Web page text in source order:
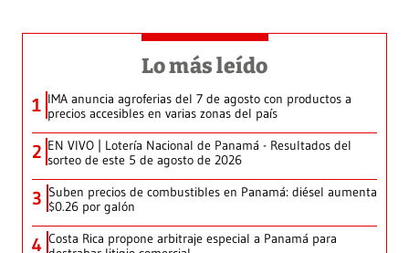
Lo más leído
1 IMA anuncia agroferias del 7 de agosto con productos a
precios accesibles en varias zonas del país
2 EN VIVO | Lotería Nacional de Panamá - Resultados del
sorteo de este 5 de agosto de 2026
3 Suben precios de combustibles en Panamá: diésel aumenta
$0.26 por galón
4 Costa Rica propone arbitraje especial a Panamá para